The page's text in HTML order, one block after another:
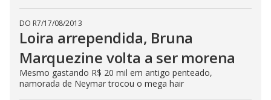
DO R7/17/08/2013
Loira arrependida, Bruna
Marquezine volta a ser morena
Mesmo gastando R$ 20 mil em antigo penteado,
namorada de Neymar trocou o mega hair